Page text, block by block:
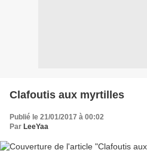
Clafoutis aux myrtilles
Publié le 21/01/2017 à 00:02
Par LeeYaa